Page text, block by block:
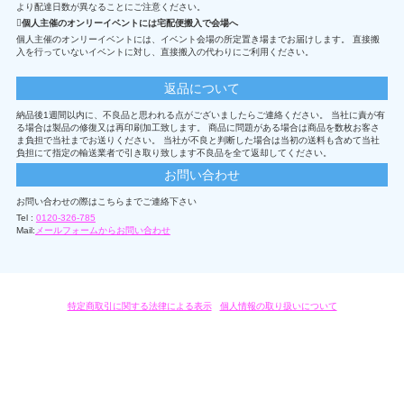
より配達日数が異なることにご注意ください。
個人主催のオンリーイベントには宅配便搬入で会場へ
個人主催のオンリーイベントには、イベント会場の所定置き場までお届けします。 直接搬
入を行っていないイベントに対し、直接搬入の代わりにご利用ください。
返品について
納品後1週間以内に、不良品と思われる点がございましたらご連絡ください。 当社に責が有
る場合は製品の修復又は再印刷加工致します。 商品に問題がある場合は商品を数枚お客さ
ま負担で当社までお送りください。 当社が不良と判断した場合は当初の送料も含めて当社
負担にて指定の輸送業者で引き取り致します不良品を全て返却してください。
お問い合わせ
お問い合わせの際はこちらまでご連絡下さい
Tel : 0120-326-785
Mail: メールフォームからお問い合わせ
特定商取引に関する法律による表示/ 個人情報の取り扱いについて